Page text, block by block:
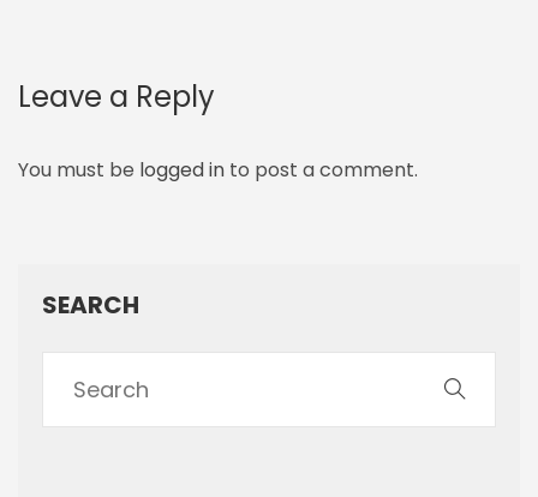
Leave a Reply
You must be logged in to post a comment.
SEARCH